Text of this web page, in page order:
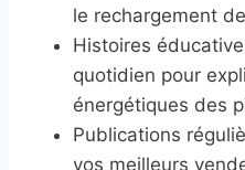
le rechargement
Histoires
quotidien pour
énergétiques des
Publications
vos meilleurs